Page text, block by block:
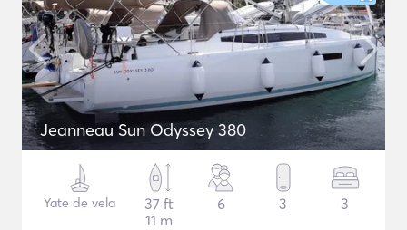
Jeanneau Sun Odyssey 380
Yate de vela
37 ft
11 m
6 3 3